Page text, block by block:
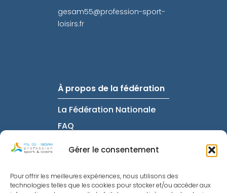
Gérer le consentement
Pour offrir les meilleures expériences, nous utilisons des
technologies telles que les cookies pour stocker et/ou accéder aux
gesam55@profession-sport-
loisirs.fr
À propos de la fédération
La Fédération Nationale
FAQ
Informations utiles